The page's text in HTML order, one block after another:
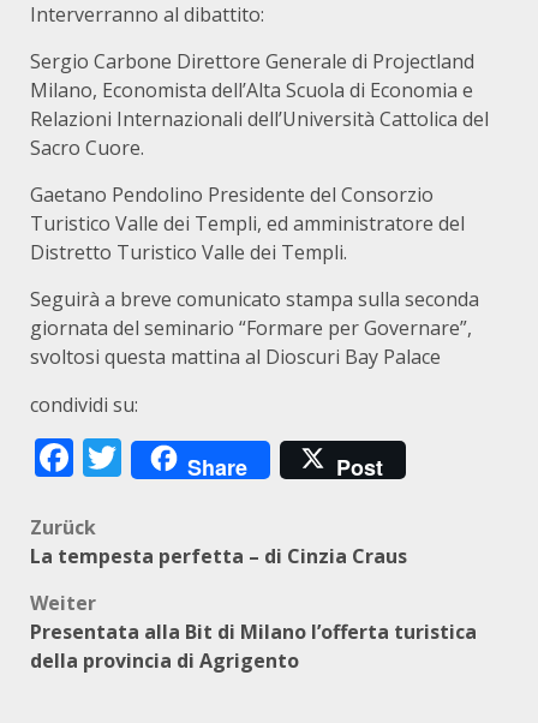
Interverranno al dibattito:
Sergio Carbone Direttore Generale di Projectland
Milano, Economista dell’Alta Scuola di Economia e
Relazioni Internazionali dell’Università Cattolica del
Sacro Cuore.
Gaetano Pendolino Presidente del Consorzio
Turistico Valle dei Templi, ed amministratore del
Distretto Turistico Valle dei Templi.
Seguirà a breve comunicato stampa sulla seconda
giornata del seminario “Formare per Governare”,
svoltosi questa mattina al Dioscuri Bay Palace
condividi su:
Facebook
Twitter
Share Post
Beitragsnavigation
Zurück
La tempesta perfetta – di Cinzia Craus
Weiter
Presentata alla Bit di Milano l’offerta turistica
della provincia di Agrigento